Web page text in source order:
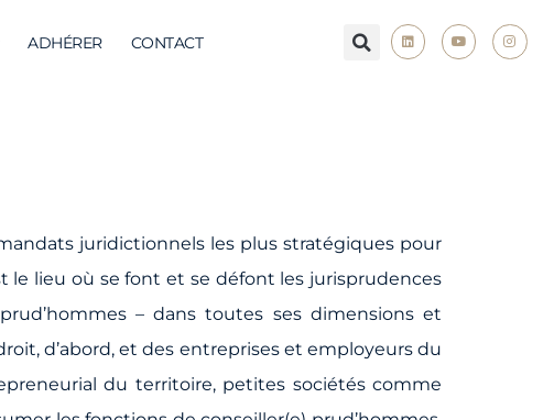
ADHÉRER CONTACT
juridictionnels les plus stratégiques pour
le lieu où se font et se défont les jurisprudences
– dans toutes ses dimensions et
d’abord, et des entreprises et employeurs du
du territoire, petites sociétés comme